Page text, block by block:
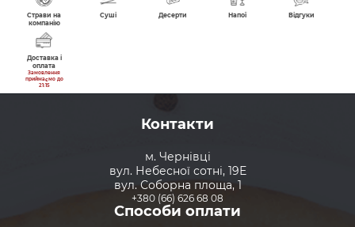
Акції
Основні
Банкетні
Страви на
компанію
Контакти
м. Чернівці
вул. Небесної сотні, 19Е
вул. Соборна площа, 1
+380 (66) 626 68 08
Способи оплати